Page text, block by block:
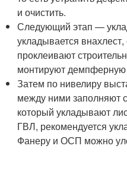
и очистить.
Следующий этап —
укладывается
проклеивают
монтируют демпферную
Затем по нивелиру
между ними заполняют
который укладывают
ГВЛ, рекомендуется
Фанеру и ОСП можно